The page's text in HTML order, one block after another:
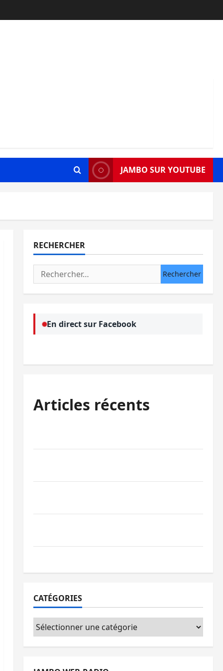
JAMBO SUR YOUTUBE
RECHERCHER
Rechercher :
En direct sur Facebook
Articles récents
CATÉGORIES
Catégories